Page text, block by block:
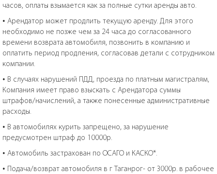
часов, оплаты взымается как за полные сутки аренды авто.
• Арендатор может продлить текущую аренду. Для этого
необходимо не позже чем за 24 часа до согласованного
времени возврата автомобиля, позвонить в компанию и
оплатить период продления, согласовав детали с сотрудником
компании.
• В случаях нарушений ПДД, проезда по платным магистралям,
Компания имеет право взыскать с Арендатора суммы
штрафов/начислений, а также понесенные административные
расходы.
• В автомобилях курить запрещено, за нарушение
предусмотрен штраф до 10000р.
• Автомобиль застрахован по ОСАГО и КАСКО*.
• Подача/возврат автомобиля в г Таганрог- от 3000р. в рабочее